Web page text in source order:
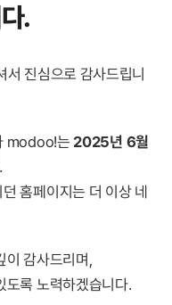
.
진심으로 감사드립니
modoo!는 2025년 6월
홈페이지는 더 이상 네
이 감사드리며,
도록 노력하겠습니다.